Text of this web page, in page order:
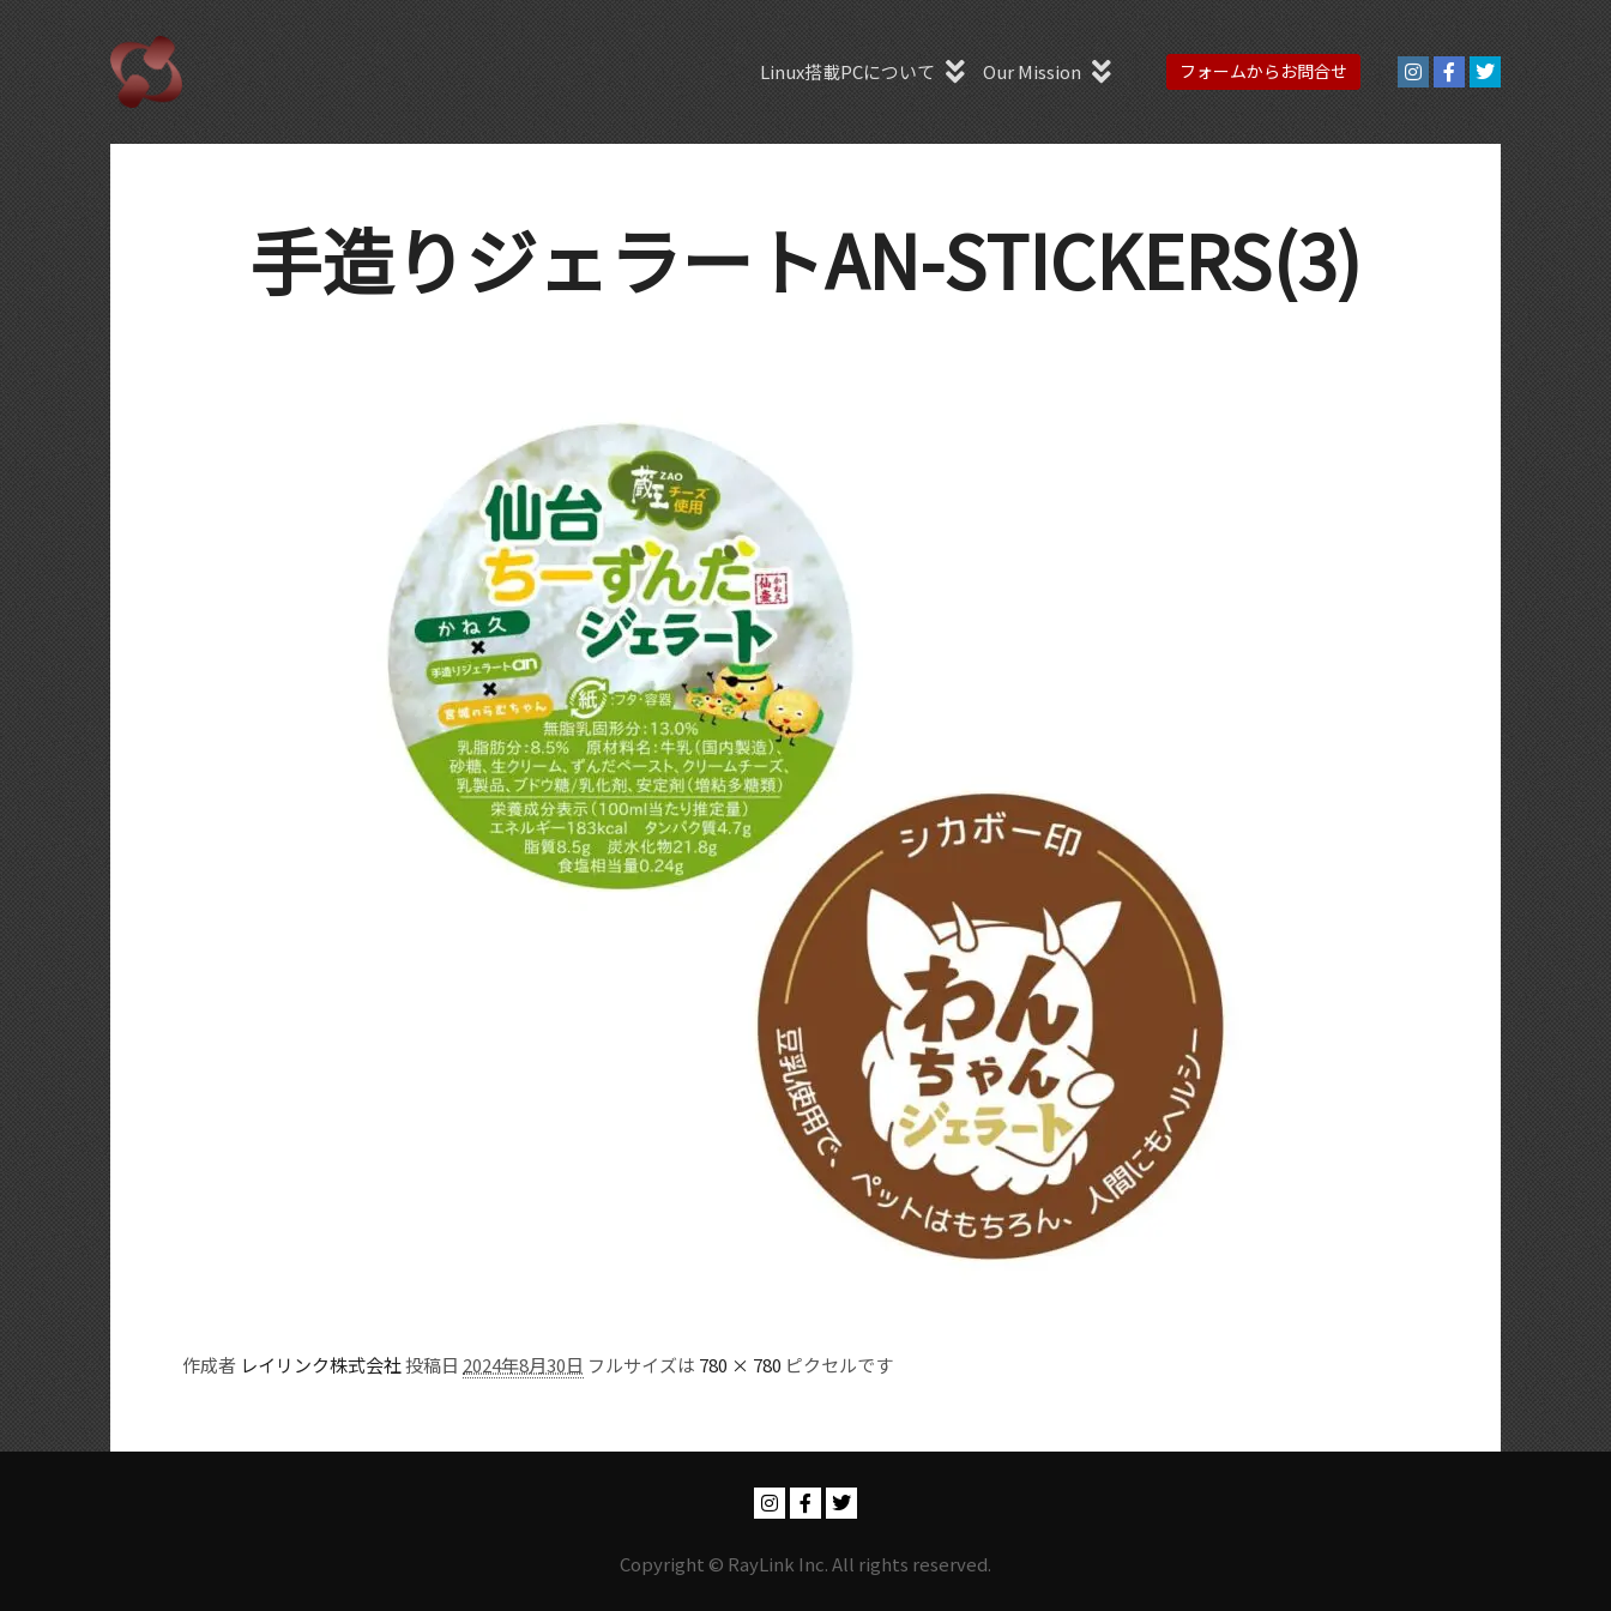
Linux搭載PCについて Our Mission フォームからお問合せ
手造りジェラートAN-STICKERS(3)
作成者 レイリンク株式会社投稿日 2024年8月30日 フルサイズは 780 × 780 ピクセルです
Copyright © RayLink Inc. All rights reserved.